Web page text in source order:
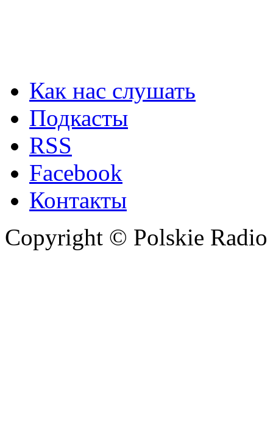
Как нас слушать
Подкасты
RSS
Facebook
Контакты
Copyright © Polskie